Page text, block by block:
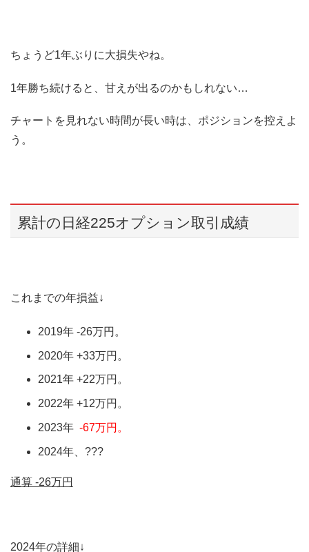
ちょうど1年ぶりに大損失やね。
1年勝ち続けると、甘えが出るのかもしれない…
チャートを見れない時間が長い時は、ポジションを控えよ
う。
累計の日経225オプション取引成績
これまでの年損益↓
2019年 -26万円。
2020年 +33万円。
2021年 +22万円。
2022年 +12万円。
2023年 -67万円。
2024年、???
通算 -26万円
2024年の詳細↓